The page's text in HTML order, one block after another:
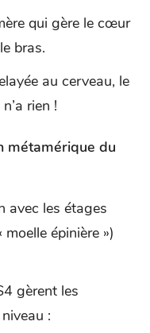
qui gère le cœur
bras.
au cerveau, le
rien !
métamérique du
avec les étages
épinière »)
gèrent les
: